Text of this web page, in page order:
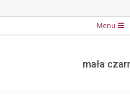
Menu
mała